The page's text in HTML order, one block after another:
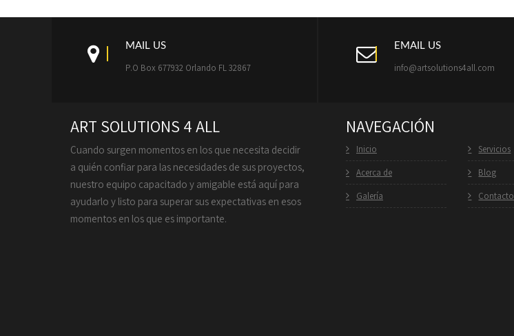
MAIL US
P.O Box 677932 Orlando FL 32867
EMAIL US
info@artsolutions4all.com
ART SOLUTIONS 4 ALL
Cuando surgen momentos en los que necesita decidir
a quién confiar para las necesidades de sus proyectos,
nuestro equipo capacitado y amigable está aquí para
ayudarlo y listo para superar sus expectativas en esos
momentos en los que es importante.
NAVEGACIÓN
Inicio
Acerca de
Galería
Servicios
Blog
Contacto